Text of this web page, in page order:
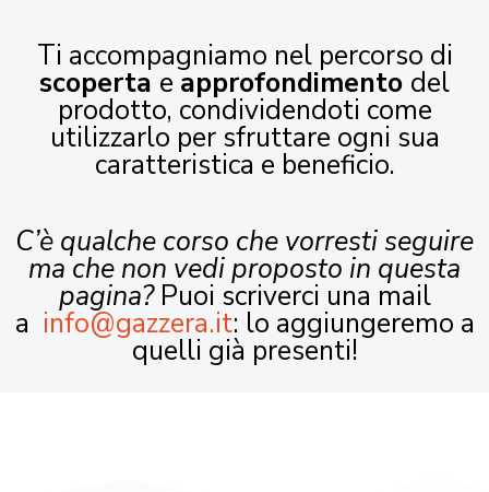
Ti accompagniamo nel percorso di
scoperta e approfondimento del
prodotto, condividendoti come
utilizzarlo per sfruttare ogni sua
caratteristica e beneficio.
C’è qualche corso che vorresti seguire
ma che non vedi proposto in questa
pagina?Puoi scriverci una mail
a info@gazzera.it: lo aggiungeremo a
quelli già presenti!